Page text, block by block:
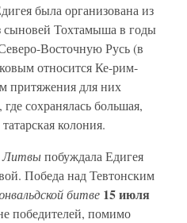
была организована из
Тохтамыша в годы
Восточную Русь (в
относится Ке-рим-
притяжения для них
сохранялась большая,
колония.
Литвыпобуждала Едигея
Победа над Тевтонским
битве 15 июля
победителей, помимо